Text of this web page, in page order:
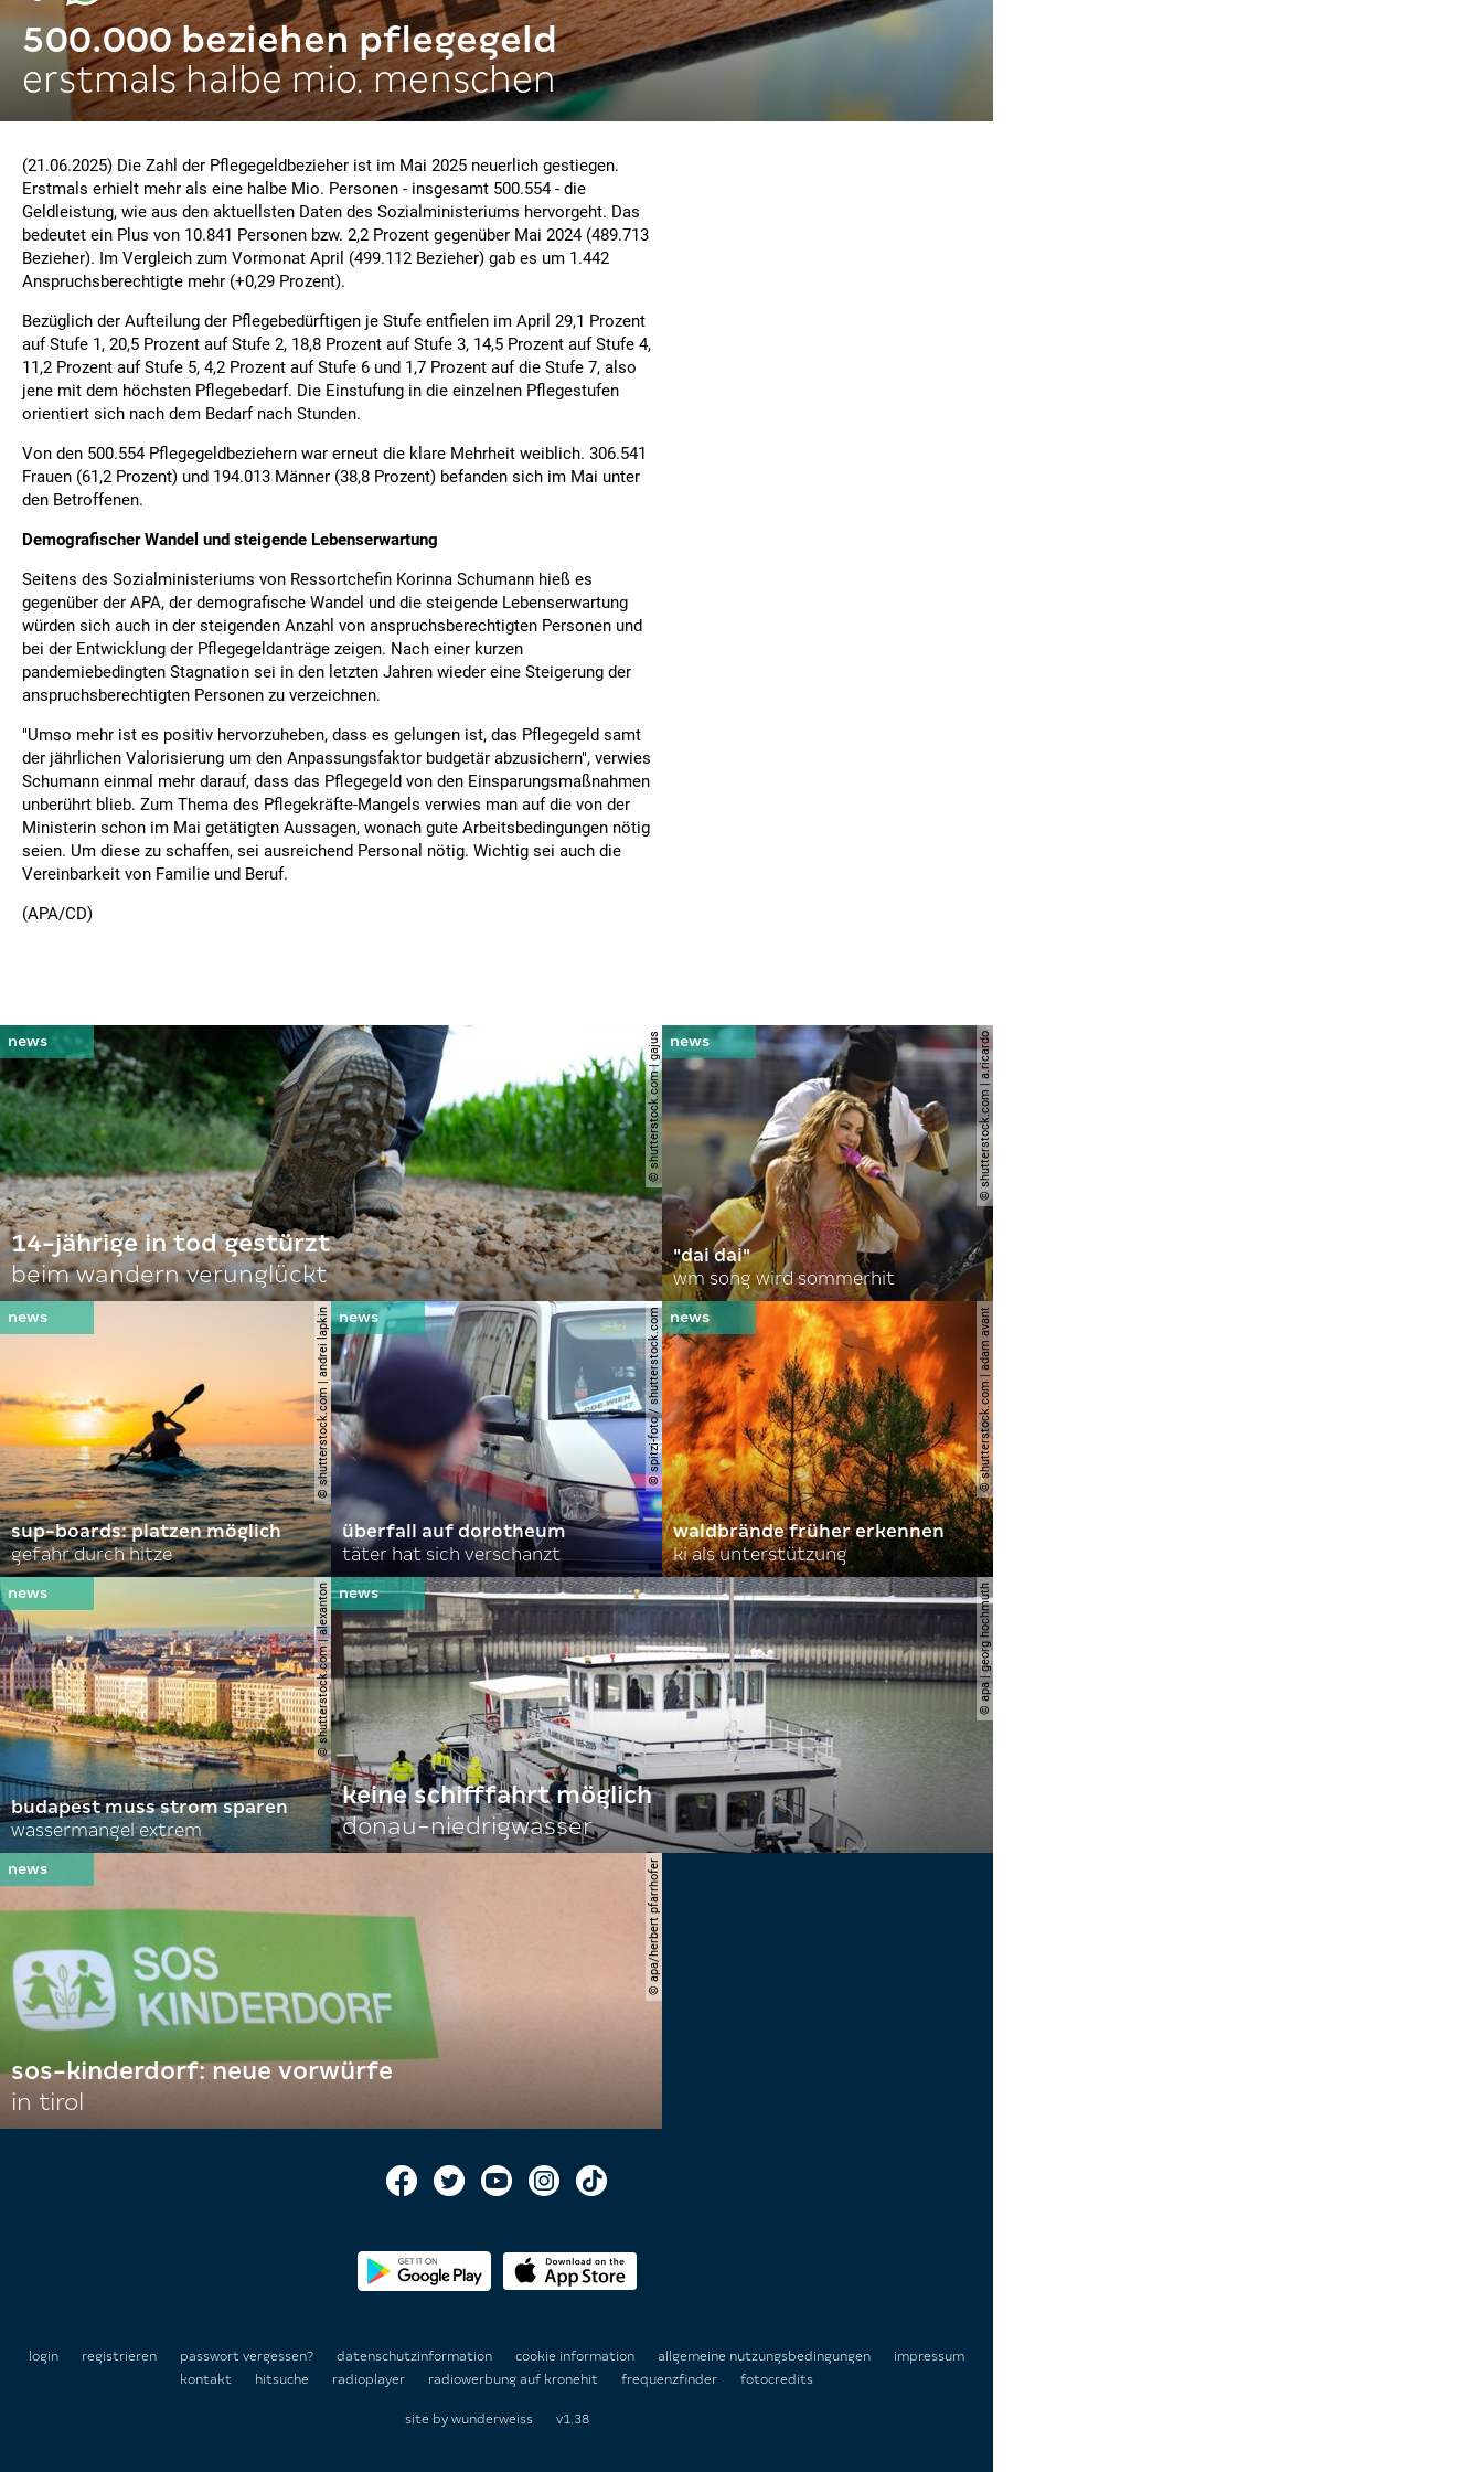
500.000 beziehen pflegegeld
erstmals halbe mio. menschen
(21.06.2025) Die Zahl der Pflegegeldbezieher ist im Mai 2025 neuerlich gestiegen.
Erstmals erhielt mehr als eine halbe Mio. Personen - insgesamt 500.554 - die
Geldleistung, wie aus den aktuellsten Daten des Sozialministeriums hervorgeht. Das
bedeutet ein Plus von 10.841 Personen bzw. 2,2 Prozent gegenüber Mai 2024 (489.713
Bezieher). Im Vergleich zum Vormonat April (499.112 Bezieher) gab es um 1.442
Anspruchsberechtigte mehr (+0,29 Prozent).
Bezüglich der Aufteilung der Pflegebedürftigen je Stufe entfielen im April 29,1 Prozent
auf Stufe 1, 20,5 Prozent auf Stufe 2, 18,8 Prozent auf Stufe 3, 14,5 Prozent auf Stufe 4,
11,2 Prozent auf Stufe 5, 4,2 Prozent auf Stufe 6 und 1,7 Prozent auf die Stufe 7, also
jene mit dem höchsten Pflegebedarf. Die Einstufung in die einzelnen Pflegestufen
orientiert sich nach dem Bedarf nach Stunden.
Von den 500.554 Pflegegeldbeziehern war erneut die klare Mehrheit weiblich. 306.541
Frauen (61,2 Prozent) und 194.013 Männer (38,8 Prozent) befanden sich im Mai unter
den Betroffenen.
Demografischer Wandel und steigende Lebenserwartung
Seitens des Sozialministeriums von Ressortchefin Korinna Schumann hieß es
gegenüber der APA, der demografische Wandel und die steigende Lebenserwartung
würden sich auch in der steigenden Anzahl von anspruchsberechtigten Personen und
bei der Entwicklung der Pflegegeldanträge zeigen. Nach einer kurzen
pandemiebedingten Stagnation sei in den letzten Jahren wieder eine Steigerung der
anspruchsberechtigten Personen zu verzeichnen.
"Umso mehr ist es positiv hervorzuheben, dass es gelungen ist, das Pflegegeld samt
der jährlichen Valorisierung um den Anpassungsfaktor budgetär abzusichern", verwies
Schumann einmal mehr darauf, dass das Pflegegeld von den Einsparungsmaßnahmen
unberührt blieb. Zum Thema des Pflegekräfte-Mangels verwies man auf die von der
Ministerin schon im Mai getätigten Aussagen, wonach gute Arbeitsbedingungen nötig
seien. Um diese zu schaffen, sei ausreichend Personal nötig. Wichtig sei auch die
Vereinbarkeit von Familie und Beruf.
(APA/CD)
© shutterstock.com | gajus
14-jährige in tod gestürzt
beim wandern verunglückt
© shutterstock.com | a.ricardo
"dai dai"
wm song wird sommerhit
© shutterstock.com | andrei lapkin
sup-boards: platzen möglich
gefahr durch hitze
© spitzi-foto / shutterstock.com
überfall auf dorotheum
täter hat sich verschanzt
© shutterstock.com | adam avant
waldbrände früher erkennen
ki als unterstützung
© shutterstock.com | alexanton
budapest muss strom sparen
wassermangel extrem
© apa | georg hochmuth
keine schifffahrt möglich
donau-niedrigwasser
© apa/herbert pfarrhofer
sos-kinderdorf: neue vorwürfe
in tirol
login registrieren passwort vergessen? datenschutzinformation cookie information allgemeine nutzungsbedingungen
impressum
kontakt
hitsuche radioplayer radiowerbung auf kronehit frequenzfinder fotocredits
site by wunderweiss v1.38